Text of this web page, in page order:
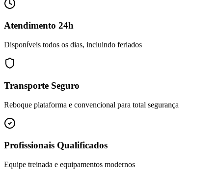
Atendimento 24h
Disponíveis todos os dias, incluindo feriados
Transporte Seguro
Reboque plataforma e convencional para total segurança
Profissionais Qualificados
Equipe treinada e equipamentos modernos